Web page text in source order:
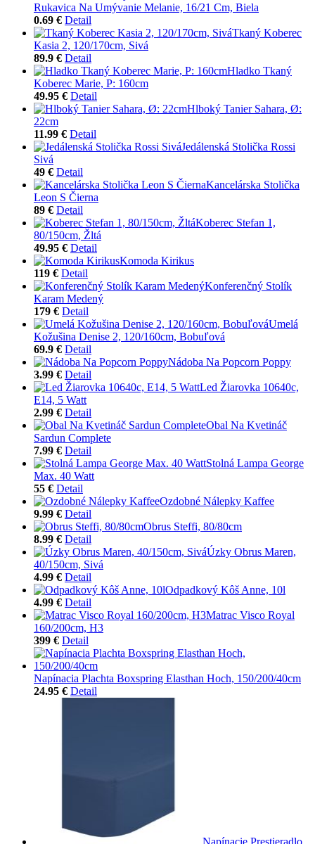
Rukavica Na Umývanie Melanie, 16/21 Cm, Biela
0.69 € Detail
Tkaný Koberec
Kasia 2, 120/170cm, Sivá
89.9 € Detail
Hladko Tkaný
Koberec Marie, P: 160cm
49.95 € Detail
Hlboký Tanier Sahara, Ø:
22cm
11.99 € Detail
Jedálenská Stolička Rossi
Sivá
49 € Detail
Kancelárska Stolička
Leon S Čierna
89 € Detail
Koberec Stefan 1,
80/150cm, Žltá
49.95 € Detail
Komoda Kirikus
119 € Detail
Konferenčný Stolík
Karam Medený
179 € Detail
Umelá
Kožušina Denise 2, 120/160cm, Bobuľová
69.9 € Detail
Nádoba Na Popcorn Poppy
3.99 € Detail
Led Žiarovka 10640c,
E14, 5 Watt
2.99 € Detail
Obal Na Kvetináč
Sardun Complete
7.99 € Detail
Stolná Lampa George
Max. 40 Watt
55 € Detail
Ozdobné Nálepky Kaffee
9.99 € Detail
Obrus Steffi, 80/80cm
8.99 € Detail
Úzky Obrus Maren,
40/150cm, Sivá
4.99 € Detail
Odpadkový Kôš Anne, 10l
4.99 € Detail
Matrac Visco Royal
160/200cm, H3
399 € Detail
Napínacia Plachta Boxspring Elasthan Hoch, 150/200/40cm
24.95 € Detail
Napínacie Prestieradlo